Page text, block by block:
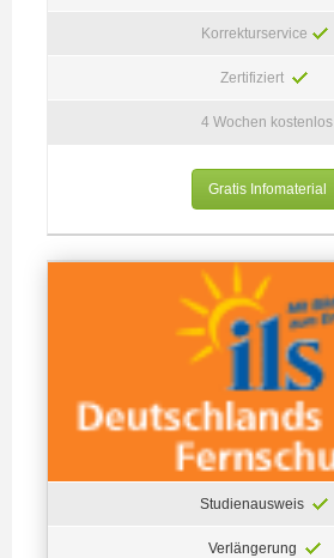
Korrekturservice
Zertifiziert
4 Wochen kostenlos
Gratis Infomaterial
Studienausweis
Verlängerung